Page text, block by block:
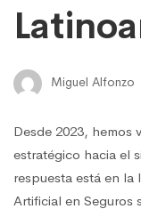
Miguel Alfonzo
Desde 2023, hemos
estratégico hacia el
respuesta está en
Artificial en Seguros